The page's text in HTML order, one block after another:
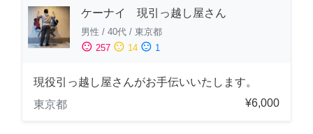
ケーナイ 現引っ越し屋さん
男性 / 40代 / 東京都
sentiment_satisfied 257 sentiment_neutral 14 sentiment_dissatisfied 1
現役引っ越し屋さんがお手伝いいたします。
東京都
¥6,000